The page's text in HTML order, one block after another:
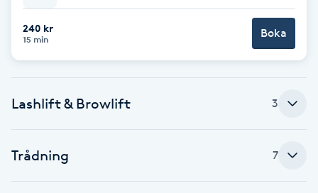
BIAB
Bottenfärg
Brynfärgning
240 kr
15 min Boka
Lashlift & Browlift 3
Trådning 7